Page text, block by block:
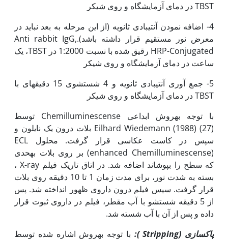
TBST در دمای آزمایشگاه و روی شیکر
4- اضافه نمودن آنتی­بادی ثانویه (از این مرحله به بعد نباید در
معرض نور مستقیم قرار داشته باشد).Anti rabbit IgG,
HRP-Conjugated رقیق شده با نسبت 1:2000 در TBST، یک
ساعت در دمای آزمایشگاه و روی شیکر
5- جمع آوری آنتی­بادی ثانویه و 4 شستشوی 15 دقیقه‏ای با
TBST در دمای آزمایشگاه و روی شیکر
با توجه به‫روش ابداعی Chemilluminescense توسط
Eilhard Wiedemann (1988) (27) بلات درون یک نایلون و
سپس در کاست عکاسی قرار گرفت. محلول ECL
(enhanced Chemilluminescense) بر روی بلات به‏حدی
که سطح را بپوشاند اضافه شد. در اتاق تاریک فیلم X-ray ،
بسته به شدت نور، برای مدت زمان 1 تا 10 دقیقه روی بلات
قرار گرفت. سپس فیلم درون داروی ظهور انداخته شد. پس
از 5 دقیقه شستشو با آب مقطر، فیلم در داروی ثبوت قرار
داده و پس از آن با آب شسته شد.
پاک­سازی (Stripping
): با توجه به‏روش اشاره شده توسط